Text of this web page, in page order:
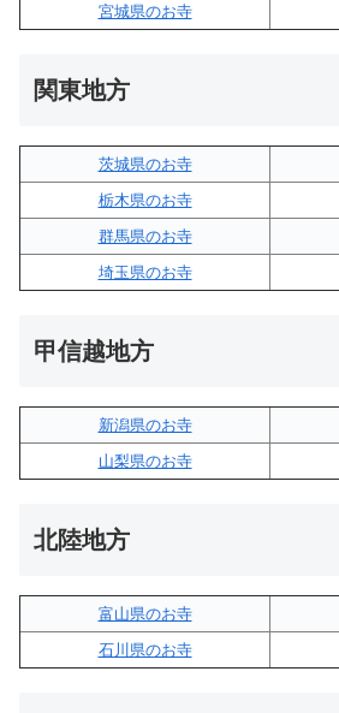
宮城県のお寺
関東地方
茨城県のお寺
栃木県のお寺
群馬県のお寺
埼玉県のお寺
甲信越地方
新潟県のお寺
山梨県のお寺
北陸地方
富山県のお寺
石川県のお寺